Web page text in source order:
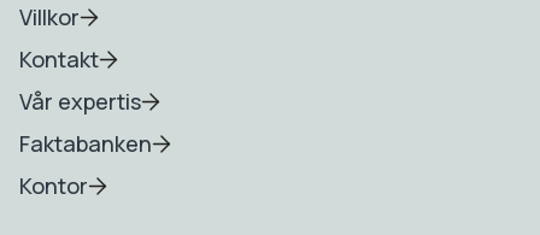
Villkor
Kontakt
Vår expertis
Faktabanken
Kontor